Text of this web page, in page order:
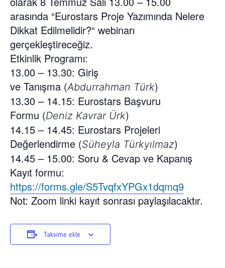
arasında “Eurostars Proje Yazımında Nelere
Dikkat Edilmelidir?“ webinarı
gerçekleştireceğiz.
Etkinlik Programı:
13.00 – 13.30: Giriş
ve Tanışma (Abdurrahman Türk)
13.30 – 14.15: Eurostars Başvuru
Formu (Deniz Kavrar Ürk)
14.15 – 14.45: Eurostars Projeleri
Değerlendirme (Süheyla Türkyılmaz)
14.45 – 15.00: Soru & Cevap ve Kapanış
Kayıt formu:
https://forms.gle/S5TvqfxYPGx1dqmq9
Not: Zoom linki kayıt sonrası paylaşılacaktır.
Takvime ekle